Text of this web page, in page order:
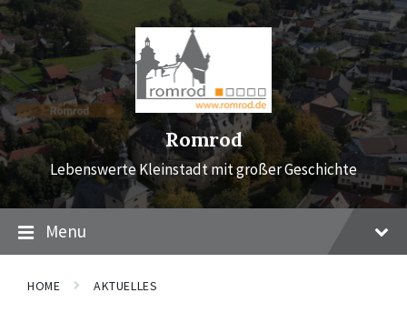
Skip
to
content
Skip
to
main
navigation
Skip
to
footer
Romrod
Lebenswerte Kleinstadt mit großer Geschichte
Menu
HOME AKTUELLES